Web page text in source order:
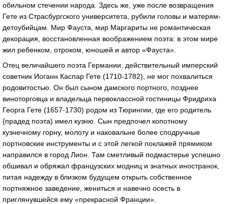
обильном стечении народа. Здесь же, уже после возвращения
Гете из Страсбургского университета, рубили головы и матерям-
детоубийцам. Мир Фауста, мир Маргариты не романтическая
декорация, восстановленная воображением поэта: в этом мире
жил ребенком, отроком, юношей и автор «Фауста».
Отец величайшего поэта Германии, действительный имперский
советник Иоганн Каспар Гете (1710-1782), не мог похвалиться
родовитостью. Он был сыном дамского портного, позднее
виноторговца и владельца первоклассной гостиницы Фридриха
Георга Гете (1657-1730) родом из Тюрингии, где его родитель
{прадед поэта) имел кузню. Сын предпочел копотному
кузнечному горну, молоту и наковальне более сподручные
портновские инструменты и с этой легкой поклажей прямиком
направился в город Лион. Там сметливый подмастерье успешно
обшивал и обряжал французских модниц и знатных иностранок,
питая надежду в близком будущем открыть собственное
портняжное заведение, жениться и навечно осесть в
приглянувшейся ему «прекрасной Франции».